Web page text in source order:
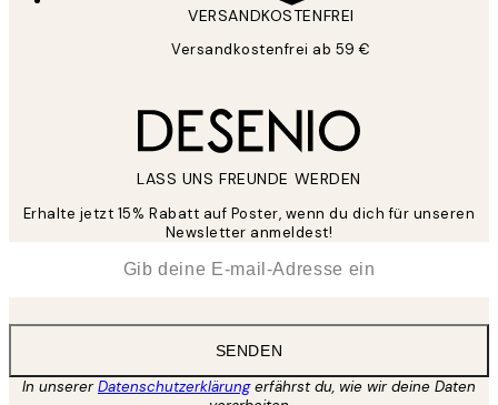
VERSANDKOSTENFREI
Versandkostenfrei ab 59 €
LASS UNS FREUNDE WERDEN
Erhalte jetzt 15% Rabatt auf Poster, wenn du dich für unseren
Newsletter anmeldest!
SENDEN
In unsererDatenschutzerklärungerfährst du, wie wir deine Daten